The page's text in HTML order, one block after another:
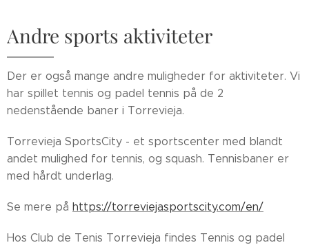
Andre sports aktiviteter
Der er også mange andre muligheder for aktiviteter. Vi
har spillet tennis og padel tennis på de 2
nedenstående baner i Torrevieja.
Torrevieja SportsCity - et sportscenter med blandt
andet mulighed for tennis, og squash. Tennisbaner er
med hårdt underlag.
Se mere på https://torreviejasportscity.com/en/
Hos Club de Tenis Torrevieja findes Tennis og padel